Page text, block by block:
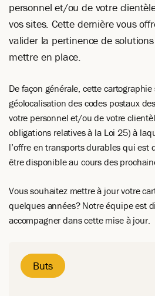
personnel et/ou de votre
vos sites. Cette dernière vous
valider la pertinence de
mettre en place.
De façon générale, cette cartographie
géolocalisation des codes postaux
votre personnel et/ou de votre
obligations relatives à la Loi 25) à
l’offre en transports durables qui
être disponible au cours des
Vous souhaitez mettre à jour votre
quelques années? Notre équipe est
accompagner dans cette mise à jour.
Buts